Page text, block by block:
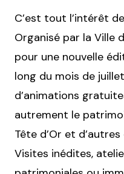
C’est tout l’intérêt
Organisé par la Ville
pour une nouvelle
long du mois de
d’animations
autrement le
Tête d’Or et
Visites inédites,